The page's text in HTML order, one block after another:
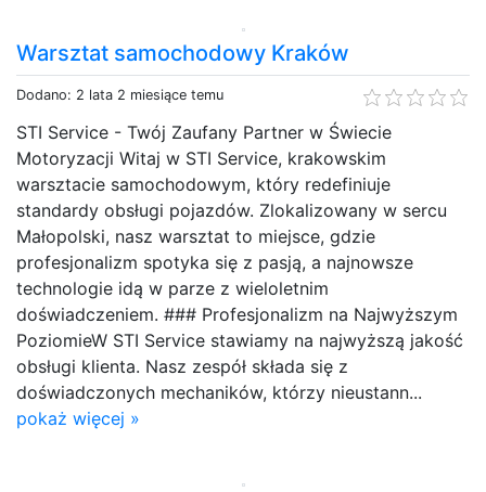
Warsztat samochodowy Kraków
Dodano: 2 lata 2 miesiące temu
STI Service - Twój Zaufany Partner w Świecie
Motoryzacji Witaj w STI Service, krakowskim
warsztacie samochodowym, który redefiniuje
standardy obsługi pojazdów. Zlokalizowany w sercu
Małopolski, nasz warsztat to miejsce, gdzie
profesjonalizm spotyka się z pasją, a najnowsze
technologie idą w parze z wieloletnim
doświadczeniem. ### Profesjonalizm na Najwyższym
PoziomieW STI Service stawiamy na najwyższą jakość
obsługi klienta. Nasz zespół składa się z
doświadczonych mechaników, którzy nieustann...
pokaż więcej »